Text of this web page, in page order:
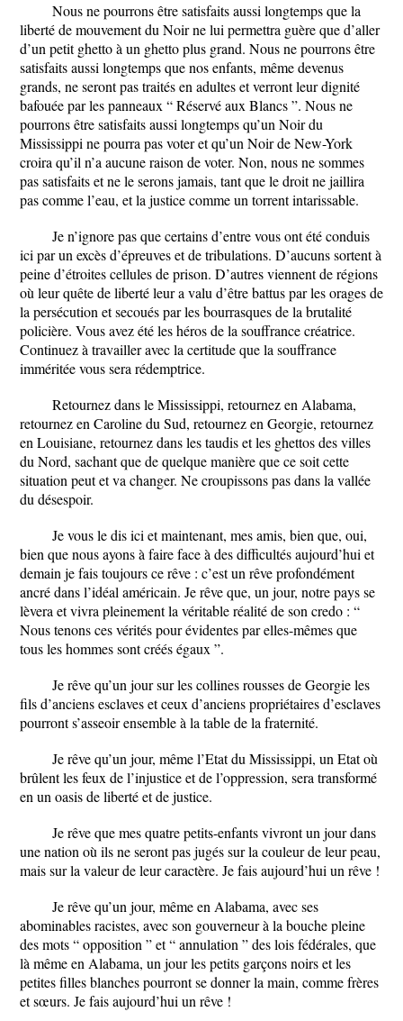
Nous ne pourrons être satisfaits aussi longtemps que la
liberté de mouvement du Noir ne lui permettra guère que d’aller
d’un petit ghetto à un ghetto plus grand. Nous ne pourrons être
satisfaits aussi longtemps que nos enfants, même devenus
grands, ne seront pas traités en adultes et verront leur dignité
bafouée par les panneaux “ Réservé aux Blancs ”. Nous ne
pourrons être satisfaits aussi longtemps qu’un Noir du
Mississippi ne pourra pas voter et qu’un Noir de New-York
croira qu’il n’a aucune raison de voter. Non, nous ne sommes
pas satisfaits et ne le serons jamais, tant que le droit ne jaillira
pas comme l’eau, et la justice comme un torrent intarissable.
Je n’ignore pas que certains d’entre vous ont été conduis
ici par un excès d’épreuves et de tribulations. D’aucuns sortent à
peine d’étroites cellules de prison. D’autres viennent de régions
où leur quête de liberté leur a valu d’être battus par les orages de
la persécution et secoués par les bourrasques de la brutalité
policière. Vous avez été les héros de la souffrance créatrice.
Continuez à travailler avec la certitude que la souffrance
imméritée vous sera rédemptrice.
Retournez dans le Mississippi, retournez en Alabama,
retournez en Caroline du Sud, retournez en Georgie, retournez
en Louisiane, retournez dans les taudis et les ghettos des villes
du Nord, sachant que de quelque manière que ce soit cette
situation peut et va changer. Ne croupissons pas dans la vallée
du désespoir.
Je vous le dis ici et maintenant, mes amis, bien que, oui,
bien que nous ayons à faire face à des difficultés aujourd’hui et
demain je fais toujours ce rêve : c’est un rêve profondément
ancré dans l’idéal américain. Je rêve que, un jour, notre pays se
lèvera et vivra pleinement la véritable réalité de son credo : “
Nous tenons ces vérités pour évidentes par elles-mêmes que
tous les hommes sont créés égaux ”.
Je rêve qu’un jour sur les collines rousses de Georgie les
fils d’anciens esclaves et ceux d’anciens propriétaires d’esclaves
pourront s’asseoir ensemble à la table de la fraternité.
Je rêve qu’un jour, même l’Etat du Mississippi, un Etat où
brûlent les feux de l’injustice et de l’oppression, sera transformé
en un oasis de liberté et de justice.
Je rêve que mes quatre petits-enfants vivront un jour dans
une nation où ils ne seront pas jugés sur la couleur de leur peau,
mais sur la valeur de leur caractère. Je fais aujourd’hui un rêve !
Je rêve qu’un jour, même en Alabama, avec ses
abominables racistes, avec son gouverneur à la bouche pleine
des mots “ opposition ” et “ annulation ” des lois fédérales, que
là même en Alabama, un jour les petits garçons noirs et les
petites filles blanches pourront se donner la main, comme frères
et sœurs. Je fais aujourd’hui un rêve !